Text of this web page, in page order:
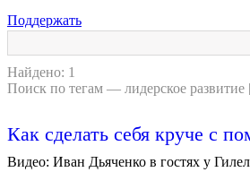
Поддержать
Найдено: 1
Поиск по тегам — лидерское развитие
Как сделать себя круче с
Видео: Иван Дьяченко в гостях у